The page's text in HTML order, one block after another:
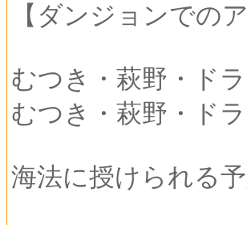
【ダンジョンでの
むつき・萩野・ド
むつき・萩野・ド
海法に授けられる